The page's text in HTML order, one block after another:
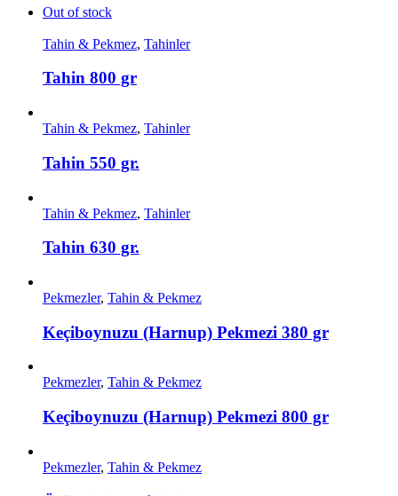
Out of stock
Tahin & Pekmez, Tahinler
Tahin 800 gr
Tahin & Pekmez, Tahinler
Tahin 550 gr.
Tahin & Pekmez, Tahinler
Tahin 630 gr.
Pekmezler, Tahin & Pekmez
Keçiboynuzu (Harnup) Pekmezi 380 gr
Pekmezler, Tahin & Pekmez
Keçiboynuzu (Harnup) Pekmezi 800 gr
Pekmezler, Tahin & Pekmez